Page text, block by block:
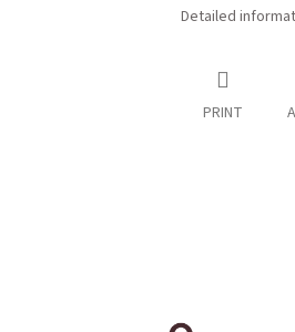
Detailed
PRINT